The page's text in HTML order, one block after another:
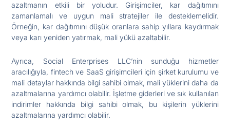
azaltmanın etkili bir yoludur. Girişimciler, kar dağıtımını
zamanlamalı ve uygun mali stratejiler ile desteklemelidir.
Örneğin, kar dağıtımını düşük oranlara sahip yıllara kaydırmak
veya karı yeniden yatırmak, mali yükü azaltabilir.
Ayrıca, Social Enterprises LLC’nin sunduğu hizmetler
aracılığıyla, fintech ve SaaS girişimcileri için şirket kurulumu ve
mali detaylar hakkında bilgi sahibi olmak, mali yüklerini daha da
azaltmalarına yardımcı olabilir. İşletme giderleri ve sık kullanılan
indirimler hakkında bilgi sahibi olmak, bu kişilerin yüklerini
azaltmalarına yardımcı olabilir.